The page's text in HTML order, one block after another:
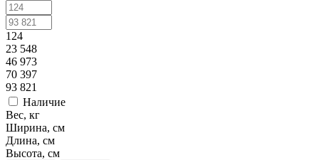
124
23 548
46 973
70 397
93 821
Наличие
Вес, кг
Ширина, см
Длина, см
Высота, см